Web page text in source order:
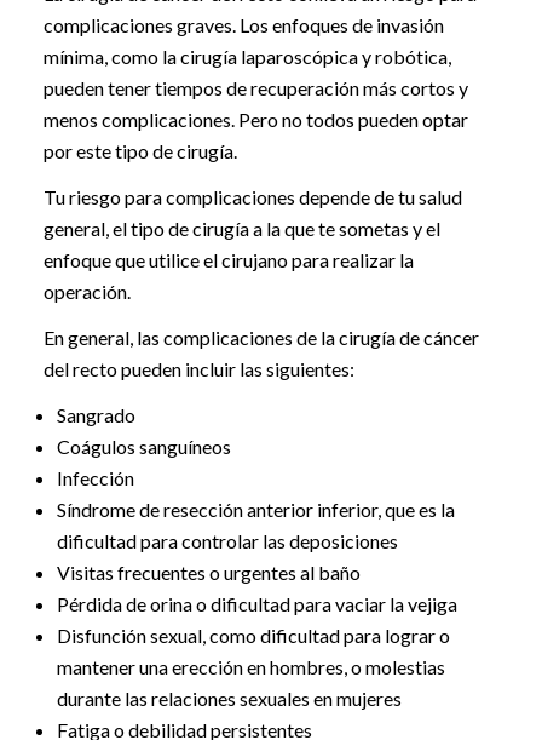
complicaciones graves. Los enfoques de invasión
mínima, como la cirugía laparoscópica y robótica,
pueden tener tiempos de recuperación más cortos y
menos complicaciones. Pero no todos pueden optar
por este tipo de cirugía.
Tu riesgo para complicaciones depende de tu salud
general, el tipo de cirugía a la que te sometas y el
enfoque que utilice el cirujano para realizar la
operación.
En general, las complicaciones de la cirugía de cáncer
del recto pueden incluir las siguientes:
Sangrado
Coágulos sanguíneos
Infección
Síndrome de resección anterior inferior, que es la
dificultad para controlar las deposiciones
Visitas frecuentes o urgentes al baño
Pérdida de orina o dificultad para vaciar la vejiga
Disfunción sexual, como dificultad para lograr o
mantener una erección en hombres, o molestias
durante las relaciones sexuales en mujeres
Fatiga o debilidad persistentes